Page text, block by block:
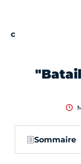
Sommaire